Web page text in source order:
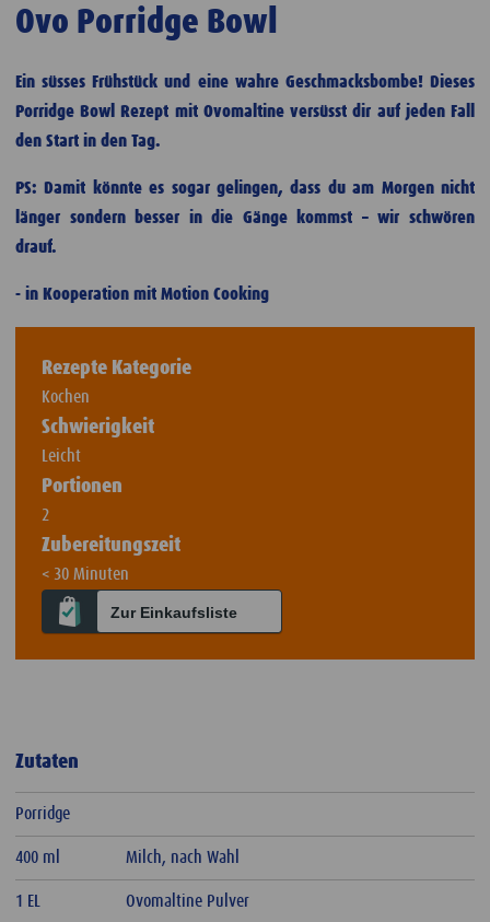
Ovo Porridge Bowl
Ein süsses Frühstück und eine wahre Geschmacksbombe! Dieses
Porridge Bowl Rezept mit Ovomaltine versüsst dir auf jeden Fall
den Start in den Tag.
PS: Damit könnte es sogar gelingen, dass du am Morgen nicht
länger sondern besser in die Gänge kommst – wir schwören
drauf.
- in Kooperation mit Motion Cooking
Rezepte Kategorie
Kochen
Schwierigkeit
Leicht
Portionen
2
Zubereitungszeit
< 30 Minuten
Zur Einkaufsliste
Zutaten
Porridge
400 ml Milch, nach Wahl
1 EL Ovomaltine Pulver